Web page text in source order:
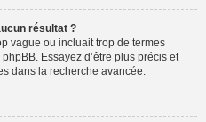
résultat ?
vague ou incluait trop de termes
Essayez d’être plus précis et
dans la recherche avancée.